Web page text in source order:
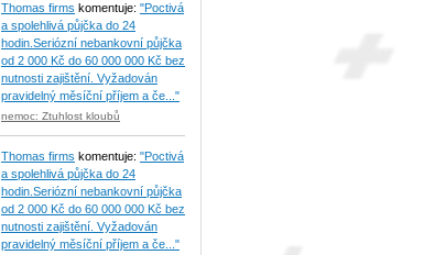
Thomas firms komentuje: "Poctivá
a spolehlivá půjčka do 24
hodin.Seriózní nebankovní půjčka
od 2 000 Kč do 60 000 000 Kč bez
nutnosti zajištění. Vyžadován
pravidelný měsíční příjem a če..."
nemoc: Ztuhlost kloubů
Thomas firms komentuje: "Poctivá
a spolehlivá půjčka do 24
hodin.Seriózní nebankovní půjčka
od 2 000 Kč do 60 000 000 Kč bez
nutnosti zajištění. Vyžadován
pravidelný měsíční příjem a če..."